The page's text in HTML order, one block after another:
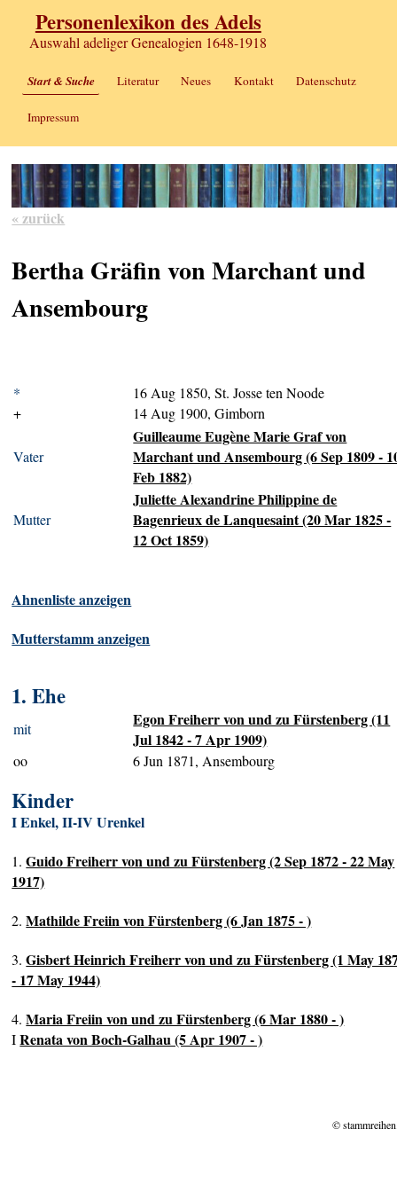
Personenlexikon des Adels
Auswahl adeliger Genealogien 1648-1918
Start & Suche Literatur Neues Kontakt Datenschutz
Impressum
« zurück
Bertha Gräfin von Marchant und
Ansembourg
*
16 Aug 1850, St. Josse ten Noode
+
14 Aug 1900, Gimborn
Vater
Guilleaume Eugène Marie Graf von
Marchant und Ansembourg (6 Sep 1809 -
Feb 1882)
Mutter
Juliette Alexandrine Philippine de
Bagenrieux de Lanquesaint (20 Mar 1825 -
12 Oct 1859)
Ahnenliste anzeigen
Mutterstamm anzeigen
1. Ehe
mit
Egon Freiherr von und zu Fürstenberg (11
Jul 1842 - 7 Apr 1909)
oo 6 Jun 1871, Ansembourg
Kinder
I Enkel, II-IV Urenkel
1.Guido Freiherr von und zu Fürstenberg (2 Sep 1872 - 22 May
1917)
2.Mathilde Freiin von Fürstenberg (6 Jan 1875 - )
3.Gisbert Heinrich Freiherr von und zu Fürstenberg (1 May
- 17 May 1944)
4.Maria Freiin von und zu Fürstenberg (6 Mar 1880 - )
IRenata von Boch-Galhau (5 Apr 1907 - )
©